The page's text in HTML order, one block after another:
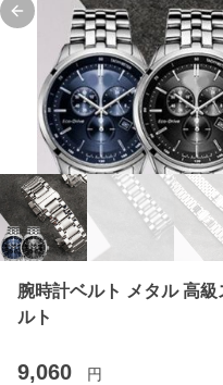
Previous slide
腕時計ベルト メタル 高
ルト
9,060 円